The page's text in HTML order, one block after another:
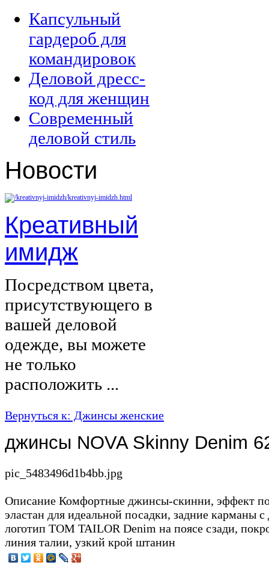
Капсульный
гардероб для
командировок
Деловой дресс-
код для женщин
Современный
деловой стиль
Новости
Креативный
имидж
Посредством цвета,
присутствующего в
вашей деловой
одежде, вы можете
не только
расположить ...
Вернуться к: Джинсы женские
джинсы NOVA Skinny Denim
pic_5483496d1b4bb.jpg
Описание Комфортные джинсы-скинни, эффект
эластан для идеальной посадки, задние карманы с
логотип TOM TAILOR Denim на поясе сзади,
линия талии, узкий крой штанин